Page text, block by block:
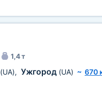
1,4 т
(UA), Ужгород (UA) ~ 670